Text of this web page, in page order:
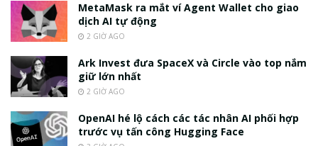
MetaMask ra mắt ví Agent Wallet cho giao
dịch AI tự động
2 GIỜ AGO
Ark Invest đưa SpaceX và Circle vào top nắm
giữ lớn nhất
2 GIỜ AGO
OpenAI hé lộ cách các tác nhân AI phối hợp
trước vụ tấn công Hugging Face